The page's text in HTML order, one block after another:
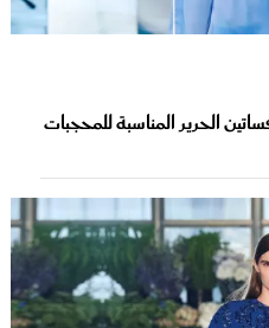
الحرير المناسبة للمحجبات